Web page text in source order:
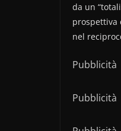
da un
prospettiva
nel
Pubblicità
Pubblicità